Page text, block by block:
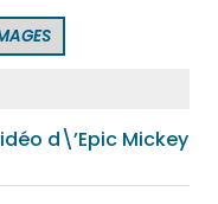
d\’Epic Mickey